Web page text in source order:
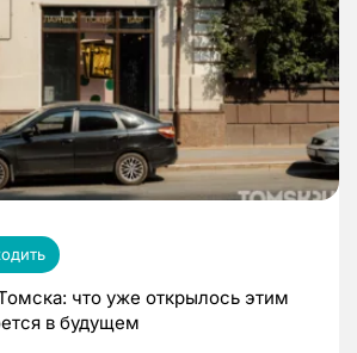
что уже открылось этим
в будущем